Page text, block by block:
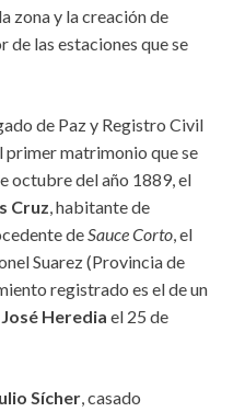
zona y la creación de
las estaciones que se
de Paz y Registro Civil
primer matrimonio que se
octubre del año 1889, el
Cruz, habitante de
deSauce Corto, el
Suarez (Provincia de
registrado es el de un
José Heredia el 25 de
Sícher, casado